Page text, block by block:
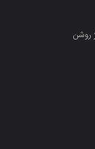
روشن